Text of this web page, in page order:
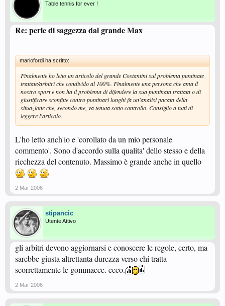
Table tennis for ever !
Re: perle di saggezza dal grande Max
mariofordi ha scritto:
Finalmente ho letto un articolo del grande Costantini sul problema puntinate
trattate/arbitri che condivido al 100%. Finalmente una persona che ama il
nostro sport e non ha il problema di difendere la sua puntinata trattata o di
giustificare sconfitte contro puntinari lunghi fa un'analisi pacata della
situazione che, secondo me, va tenuta sotto controllo. Consiglio a tutti di
leggere l'articolo.
L'ho letto anch'io e 'corollato da un mio personale
commento'. Sono d'accordo sulla qualita' dello stesso e della
ricchezza del contenuto. Massimo è grande anche in quello
2 Mar 2006
stipancic
Utente Attivo
gli arbitri devono aggiornarsi e conoscere le regole, certo, ma
sarebbe giusta altrettanta durezza verso chi tratta
scorrettamente le gommacce. ecco.
2 Mar 2006